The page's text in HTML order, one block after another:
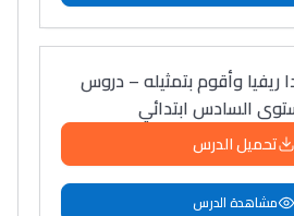
وأقوم بتمثيله – دروس
السادس ابتدائي
تحميل الدرس
مشاهدة الدرس